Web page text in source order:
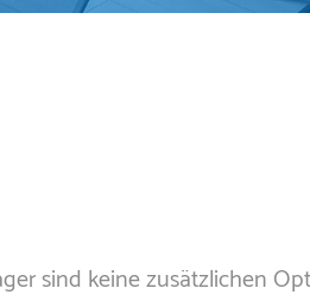
sind keine zusätzlichen